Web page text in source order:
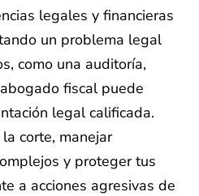
legales y financieras
un problema legal
como una auditoría,
fiscal puede
legal calificada.
corte, manejar
y proteger tus
a acciones agresivas de